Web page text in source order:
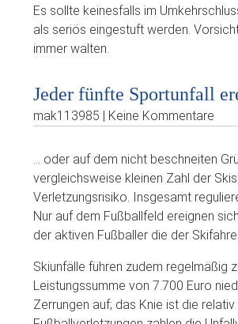
Es sollte keinesfalls im
als seriös eingestuft werden.
immer walten.
Jeder fünfte Sportunfall
mak113985 | Keine Kommentare
… oder auf dem nicht beschneiten
vergleichsweise kleinen Zahl der
Verletzungsrisiko. Insgesamt
Nur auf dem Fußballfeld ereignen
der aktiven Fußballer die der
Skiunfälle führen zudem regelmäßig
Leistungssumme von 7.700 Euro
Zerrungen auf; das Knie ist die